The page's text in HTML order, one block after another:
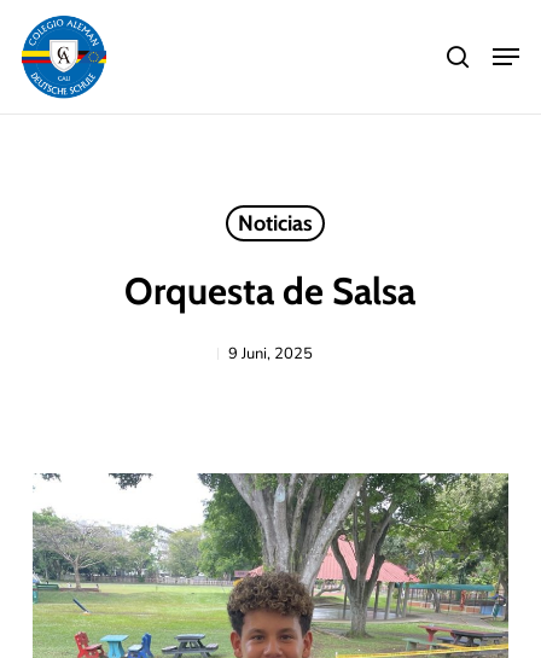
main
content
search
Noticias
Orquesta de Salsa
9 Juni, 2025